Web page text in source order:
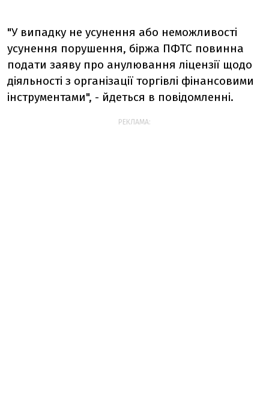
"У випадку не усунення або неможливості
усунення порушення, біржа ПФТС повинна
подати заяву про анулювання ліцензії щодо
діяльності з організації торгівлі фінансовими
інструментами", - йдеться в повідомленні.
РЕКЛАМА: